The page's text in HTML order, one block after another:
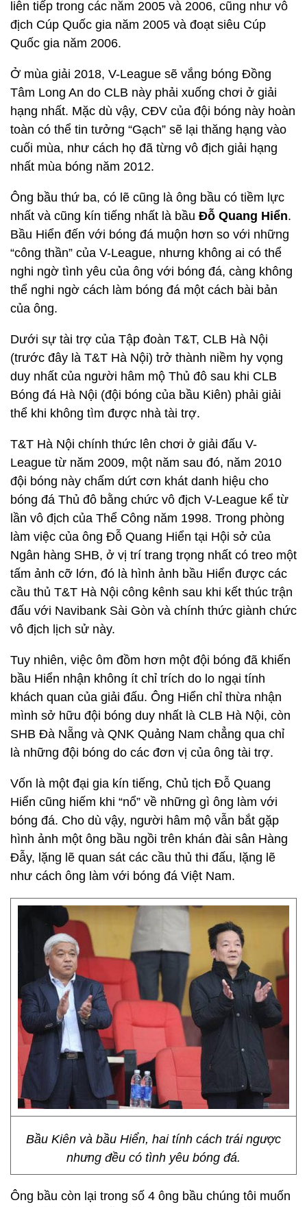
liên tiếp trong các năm 2005 và 2006, cũng như vô
địch Cúp Quốc gia năm 2005 và đoạt siêu Cúp
Quốc gia năm 2006.
Ở mùa giải 2018, V-League sẽ vắng bóng Đồng
Tâm Long An do CLB này phải xuống chơi ở giải
hạng nhất. Mặc dù vậy, CĐV của đội bóng này hoàn
toàn có thể tin tưởng “Gạch” sẽ lại thăng hạng vào
cuối mùa, như cách họ đã từng vô địch giải hạng
nhất mùa bóng năm 2012.
Ông bầu thứ ba, có lẽ cũng là ông bầu có tiềm lực
nhất và cũng kín tiếng nhất là bầu Đỗ Quang Hiển.
Bầu Hiển đến với bóng đá muộn hơn so với những
“công thần” của V-League, nhưng không ai có thể
nghi ngờ tình yêu của ông với bóng đá, càng không
thể nghi ngờ cách làm bóng đá một cách bài bản
của ông.
Dưới sự tài trợ của Tập đoàn T&T, CLB Hà Nội
(trước đây là T&T Hà Nội) trở thành niềm hy vọng
duy nhất của người hâm mộ Thủ đô sau khi CLB
Bóng đá Hà Nội (đội bóng của bầu Kiên) phải giải
thể khi không tìm được nhà tài trợ.
T&T Hà Nội chính thức lên chơi ở giải đấu V-
League từ năm 2009, một năm sau đó, năm 2010
đội bóng này chấm dứt cơn khát danh hiệu cho
bóng đá Thủ đô bằng chức vô địch V-League kể từ
lần vô địch của Thể Công năm 1998. Trong phòng
làm việc của ông Đỗ Quang Hiển tại Hội sở của
Ngân hàng SHB, ở vị trí trang trọng nhất có treo một
tấm ảnh cỡ lớn, đó là hình ảnh bầu Hiển được các
cầu thủ T&T Hà Nội công kênh sau khi kết thúc trận
đấu với Navibank Sài Gòn và chính thức giành chức
vô địch lịch sử này.
Tuy nhiên, việc ôm đồm hơn một đội bóng đã khiến
bầu Hiển nhận không ít chỉ trích do lo ngại tính
khách quan của giải đấu. Ông Hiển chỉ thừa nhận
mình sở hữu đội bóng duy nhất là CLB Hà Nội, còn
SHB Đà Nẵng và QNK Quảng Nam chẳng qua chỉ
là những đội bóng do các đơn vị của ông tài trợ.
Vốn là một đại gia kín tiếng, Chủ tịch Đỗ Quang
Hiển cũng hiếm khi “nổ” về những gì ông làm với
bóng đá. Cho dù vậy, người hâm mộ vẫn bắt gặp
hình ảnh một ông bầu ngồi trên khán đài sân Hàng
Đẫy, lặng lẽ quan sát các cầu thủ thi đấu, lặng lẽ
như cách ông làm với bóng đá Việt Nam.
Bầu Kiên và bầu Hiển, hai tính cách trái ngược
nhưng đều có tình yêu bóng đá.
Ông bầu còn lại trong số 4 ông bầu chúng tôi muốn